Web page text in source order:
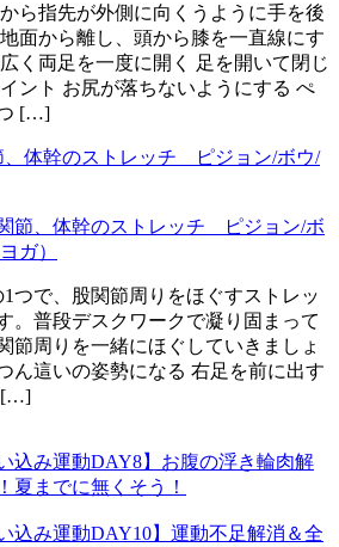
ら指先が外側に向くうように手を後
面から離し、頭から膝を一直線にす
く両足を一度に開く 足を開いて閉じ
ント お尻が落ちないようにする ぺ
[…]
節、体幹のストレッチ ピジョン/ボ
ガ）
つで、股関節周りをほぐすストレッ
。普段デスクワークで凝り固まって
節周りを一緒にほぐしていきましょ
ん這いの姿勢になる 右足を前に出す
[…]
込み運動DAY8】お腹の浮き輪肉解
夏までに無くそう！
込み運動DAY10】運動不足解消＆全